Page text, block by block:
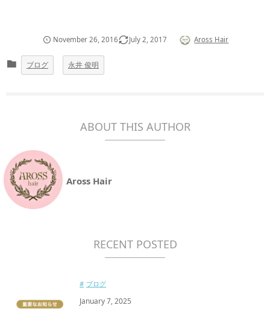
November 26 2016 July 2 2017 Aross Hair
ブログ 永井 俊明
ABOUT THIS AUTHOR
Aross Hair
RECENT POSTED
ブログ
January7,2025